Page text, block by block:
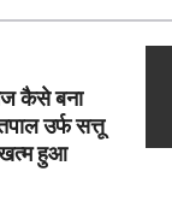
कैसे बना
उर्फ सत्तू
खत्म हुआ